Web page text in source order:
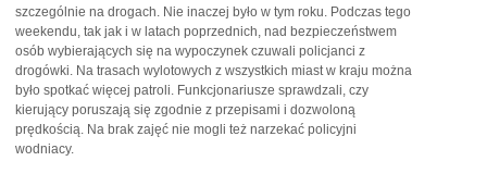
szczególnie na drogach. Nie inaczej było w tym roku. Podczas tego
weekendu, tak jak i w latach poprzednich, nad bezpieczeństwem
osób wybierających się na wypoczynek czuwali policjanci z
drogówki. Na trasach wylotowych z wszystkich miast w kraju można
było spotkać więcej patroli. Funkcjonariusze sprawdzali, czy
kierujący poruszają się zgodnie z przepisami i dozwoloną
prędkością. Na brak zajęć nie mogli też narzekać policyjni
wodniacy.